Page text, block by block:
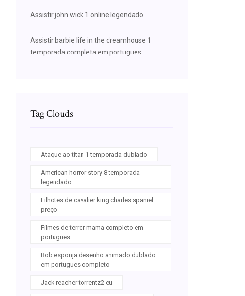
Assistir john wick 1 online legendado
Assistir barbie life in the dreamhouse 1
temporada completa em portugues
Tag Clouds
Ataque ao titan 1 temporada dublado
American horror story 8 temporada
legendado
Filhotes de cavalier king charles spaniel
preço
Filmes de terror mama completo em
portugues
Bob esponja desenho animado dublado
em portugues completo
Jack reacher torrentz2 eu